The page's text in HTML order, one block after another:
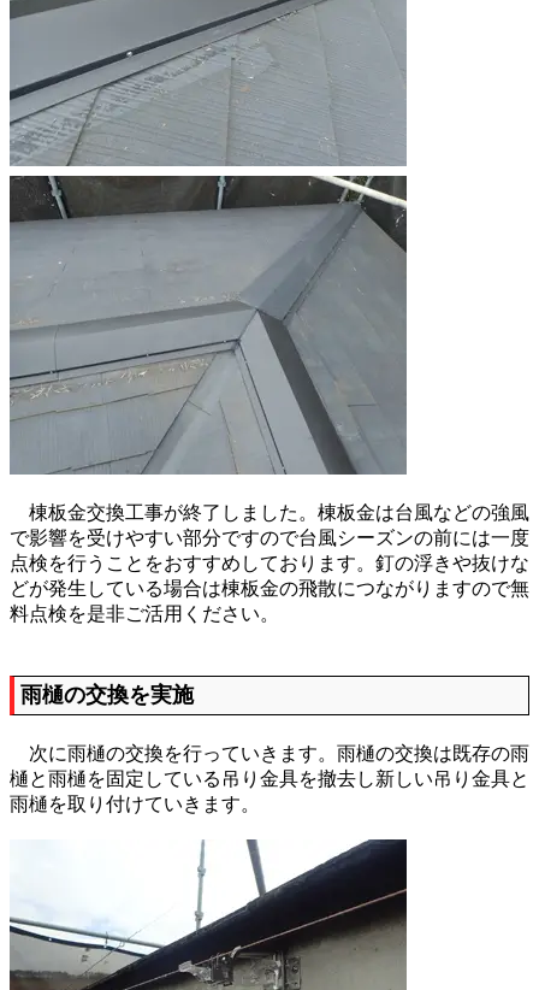
棟板金交換工事が終了しました。棟板金は台風などの強風
で影響を受けやすい部分ですので台風シーズンの前には一度
点検を行うことをおすすめしております。釘の浮きや抜けな
どが発生している場合は棟板金の飛散につながりますので無
料点検を是非ご活用ください。
雨樋の交換を実施
次に雨樋の交換を行っていきます。雨樋の交換は既存の雨
樋と雨樋を固定している吊り金具を撤去し新しい吊り金具と
雨樋を取り付けていきます。